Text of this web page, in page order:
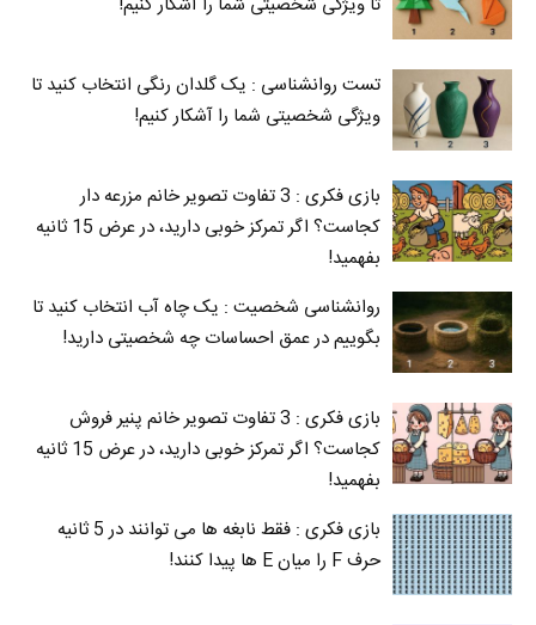
تست روانشناسی : یک گلدان رنگی انتخاب کنید تا
ویژگی شخصیتی شما را آشکار کنیم!
بازی فکری : 3 تفاوت تصویر خانم مزرعه دار
کجاست؟ اگر تمرکز خوبی دارید، در عرض 15 ثانیه
بفهمید!
روانشناسی شخصیت : یک چاه آب انتخاب کنید تا
بگوییم در عمق احساسات چه شخصیتی دارید!
بازی فکری : 3 تفاوت تصویر خانم پنیر فروش
کجاست؟ اگر تمرکز خوبی دارید، در عرض 15 ثانیه
بفهمید!
بازی فکری : فقط نابغه ها می توانند در 5 ثانیه
حرف F را میان E‌ ها پیدا کنند!